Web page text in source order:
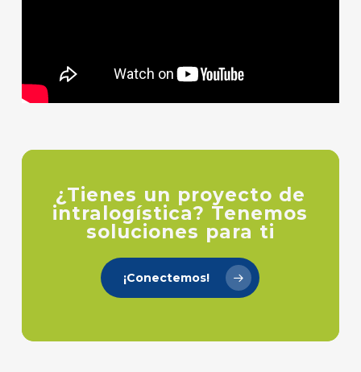
¿Tienes un proyecto de
intralogística? Tenemos
soluciones para ti
¡Conectemos!